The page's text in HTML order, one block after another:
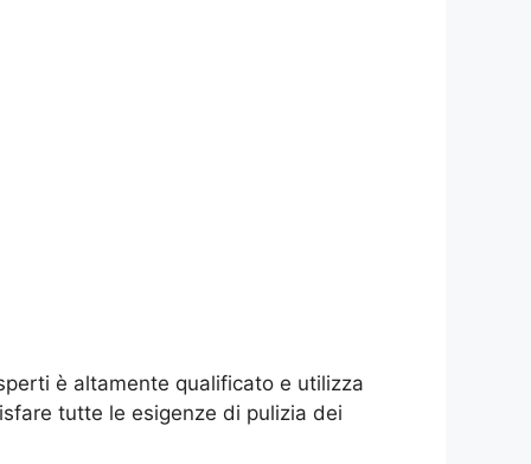
è altamente qualificato e utilizza
tutte le esigenze di pulizia dei